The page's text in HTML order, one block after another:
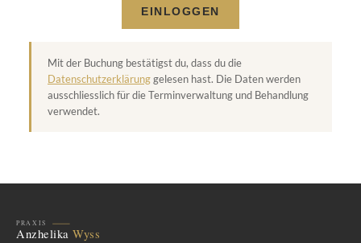
EINLOGGEN
Mit der Buchung bestätigst du, dass du die
Datenschutzerklärunggelesen hast. Die Daten werden
ausschliesslich für die Terminverwaltung und Behandlung
verwendet.